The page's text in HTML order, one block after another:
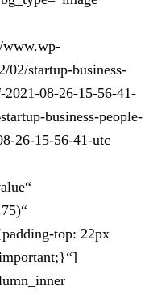
www.wp-
02/startup-business-
08-26-15-56-41-
business-people-
26-15-56-41-utc
top: 22px